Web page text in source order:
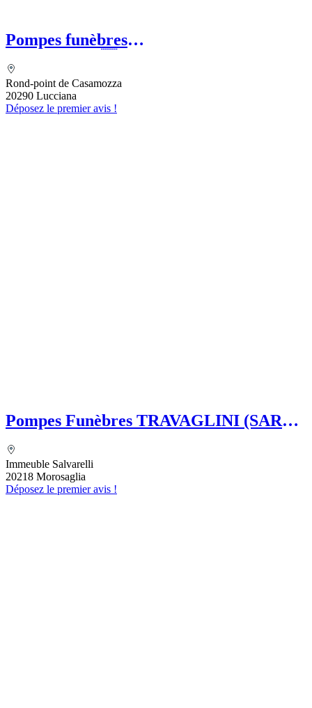
Pompes funèbres
Rond-point de Casamozza
20290 Lucciana
Déposez le premier avis !
Pompes Funèbres TRAVAGLINI (SARL)
secondaire Pompes funèbres Impériales
Grégoire TRAVAGLINI
Immeuble Salvarelli
20218 Morosaglia
Déposez le premier avis !